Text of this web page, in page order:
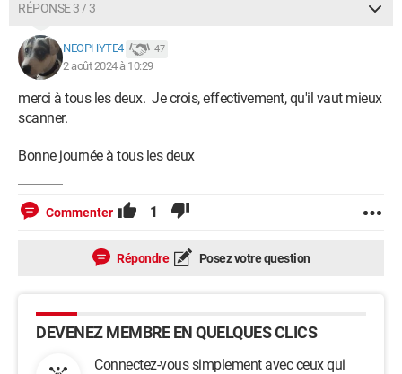
RÉPONSE 3 / 3
NEOPHYTE4 47
2 août 2024 à 10:29
merci à tous les deux. Je crois, effectivement, qu'il vaut mieux
scanner.
Bonne journée à tous les deux
Commenter 1
Répondre Posez votre question
DEVENEZ MEMBRE EN QUELQUES CLICS
Connectez-vous simplement avec ceux qui